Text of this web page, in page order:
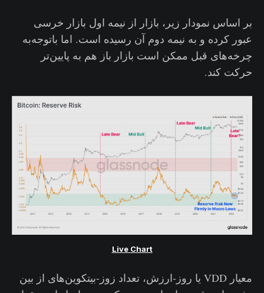
بر اساس نمودار زیر، بازار از نیمه اول بازار خرسی
عبور کرده و به نیمه دوم آن رسیده است. اما باتوجه‌به
چرخه‌های قبل ممکن است بازار باز هم به پایین‌تر
حرکت کند.
Live Chart
معیار VDD یا روز-ارزش، تعداد زوز-بیتکوین‌های از بین